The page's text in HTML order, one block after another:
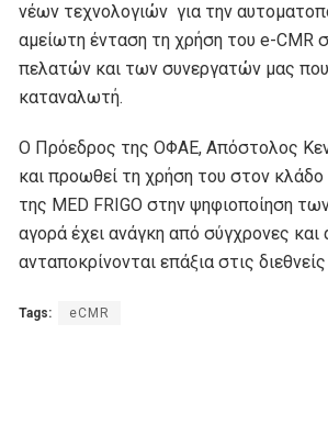
νέων τεχνολογιών για την
αμείωτη ένταση τη χρήση του e-CMR
πελατών και των συνεργατών μας που
καταναλωτή.
Ο Πρόεδρος της ΟΦΑΕ, Απόστολος
και προωθεί τη χρήση του στον κλάδο
της MED FRIGO στην ψηφιοποίηση
αγορά έχει ανάγκη από σύγχρονες
ανταποκρίνονται επάξια στις
Tags: eCMR